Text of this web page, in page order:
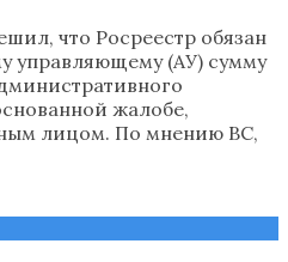
что Росреестр обязан
управляющему (АУ) сумму
жалобе,
лицом. По мнению ВС,